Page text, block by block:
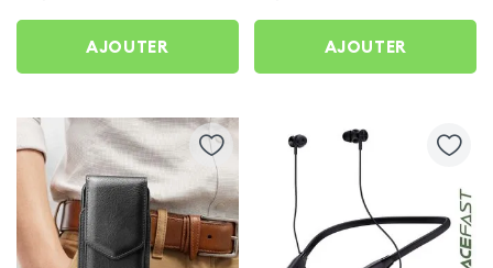
AJOUTER AJOUTER